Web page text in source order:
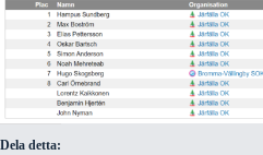
Dela detta: